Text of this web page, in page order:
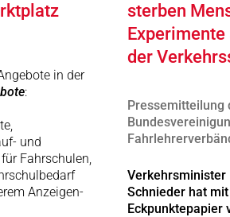
in der
:
und
Fahrschulen,
Anzeigen-
sterben
der
Pressemitteilung
Verkehrsminister
Schnieder hat
Eckpunktepapier